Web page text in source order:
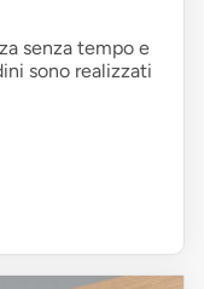
senza tempo e
sono realizzati